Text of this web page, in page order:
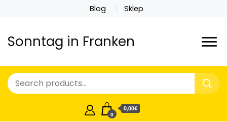
Blog Sklep
Sonntag in Franken
0
0,00€